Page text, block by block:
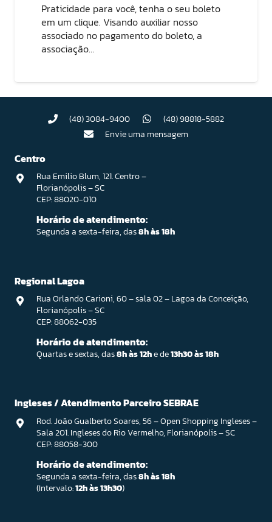
Praticidade para você, tenha o seu boleto
em um clique. Visando auxiliar nosso
associado no pagamento do boleto, a
associação…
(48) 3084-9400
(48) 98818-5882
Envie uma mensagem
Centro
Rua Emilio Blum, 121. Centro –
Florianópolis – SC
CEP: 88020-010
Horário de atendimento:
Segunda a sexta-feira, das8h às 18h
Regional Lagoa
Rua Orlando Carioni, 60 – sala 02 – Lagoa da Conceição,
Florianópolis – SC
CEP: 88062-035
Horário de atendimento:
Quartas e sextas, das8h às 12he de13h30 às 18h
Ingleses / Atendimento Parceiro SEBRAE
Rod. João Gualberto Soares, 56 – Open Shopping Ingleses –
Sala 201. Ingleses do Rio Vermelho, Florianópolis – SC
CEP: 88058-300
Horário de atendimento:
Segunda a sexta-feira, das8h às 18h
(Intervalo:12h às 13h30)